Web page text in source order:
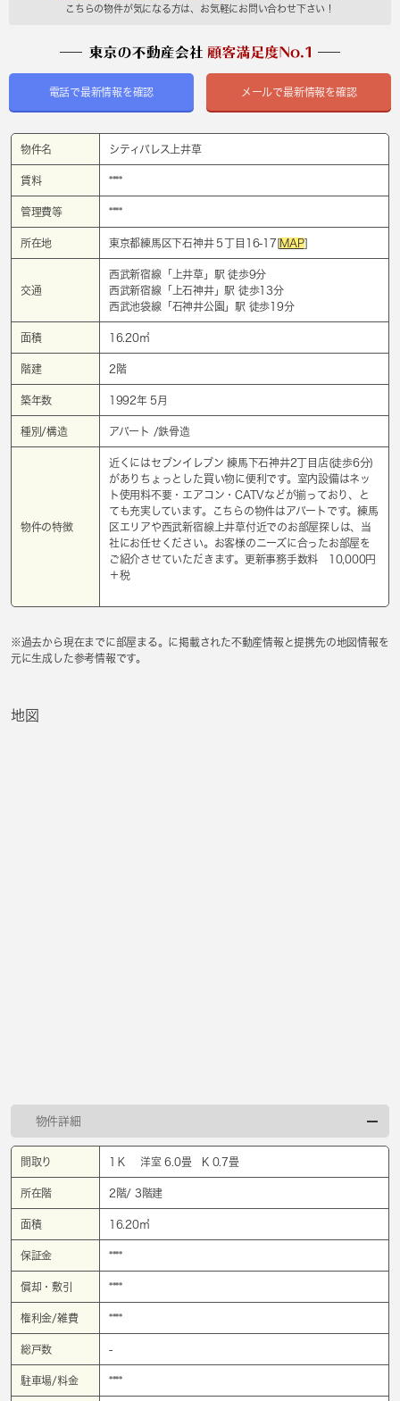
こちらの物件が気になる方は、お気軽にお問い合わせ下さい！
電話で最新情報を確認 メールで最新情報を確認
物件名 シティパレス上井草
賃料 ****
管理費等 ****
所在地 東京都練馬区下石神井５丁目16-17[MAP]
交通
西武新宿線「 上井草」駅 徒歩9分
西武新宿線「
上石神井」駅 徒歩13分
西武池袋線「 石神井公園 」駅 徒歩19分
面積 16.20㎡
階建 2階
築年数 1992年 5月
種別/構造 アパート /鉄骨造
物件の特徴
近くにはセブンイレブン 練馬下石神井2丁目店(徒歩6分)
がありちょっとした買い物に便利です。室内設備はネッ
ト使用料不要・エアコン・CATVなどが揃っており、と
ても充実しています。こちらの物件はアパートです。練馬
区エリアや西武新宿線上井草付近でのお部屋探しは、当
社にお任せください。お客様のニーズに合ったお部屋を
ご紹介させていただきます。更新事務手数料 10,000円
＋税
※過去から現在までに部屋まる。に掲載された不動産情報と提携先の地図情報を
元に生成した参考情報です。
地図
物件詳細
間取り 1Ｋ 洋室 6.0畳 K 0.7畳
所在階 2階/ 3階建
面積 16.20㎡
保証金 ****
償却・敷引 ****
権利金/雑費 ****
総戸数 -
駐車場/料金 ****